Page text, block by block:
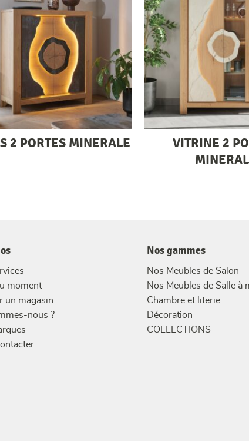
2 PORTES MINERALE
VITRINE 2
moment
un magasin
nous ?
Nos gammes
Nos Meubles de Salon
Nos Meubles de Salle à
Chambre et literie
Décoration
COLLECTIONS